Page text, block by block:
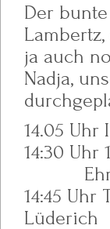
Der
ja auch
Nadja,
14.05 Uhr
14:30
Ehrung
14:45
Lüderich